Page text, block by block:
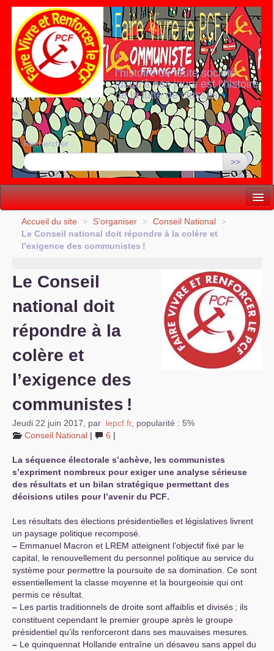
«
l’histoire de toute société
jusqu’à nos jours est l’histoire
de la lutte de classes
»
Rechercher :
>>
Vie politique
Lutter, Unir...
Vie du site
Accueil du site > S’organiser > Conseil National
>
Le Conseil national doit répondre à la colère et
l’exigence des communistes !
Le Conseil
national doit
répondre à la
colère et
l’exigence des
communistes !
Jeudi 22 juin 2017 par lepcf.fr, popularité : 5%
Conseil National | 6 |
La séquence électorale s’achève, les communistes
s’expriment nombreux pour exiger une analyse sérieuse
des résultats et un bilan stratégique permettant des
décisions utiles pour l’avenir du PCF.
Les résultats des élections présidentielles et législatives livrent
un paysage politique recomposé.
– Emmanuel Macron et LREM atteignent l’objectif fixé par le
capital, le renouvellement du personnel politique au service du
système pour permettre la poursuite de sa domination. Ce sont
essentiellement la classe moyenne et la bourgeoisie qui ont
permis ce résultat.
– Les partis traditionnels de droite sont affaiblis et divisés ; ils
constituent cependant le premier groupe après le groupe
présidentiel qu’ils renforceront dans ses mauvaises mesures.
– Le quinquennat Hollande entraîne un désaveu sans appel du